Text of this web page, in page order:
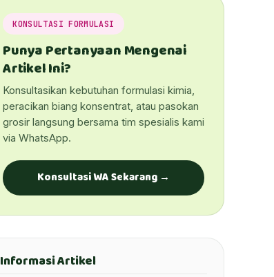
KONSULTASI FORMULASI
Punya Pertanyaan Mengenai
Artikel Ini?
Konsultasikan kebutuhan formulasi kimia,
peracikan biang konsentrat, atau pasokan
grosir langsung bersama tim spesialis kami
via WhatsApp.
Konsultasi WA Sekarang →
Informasi Artikel